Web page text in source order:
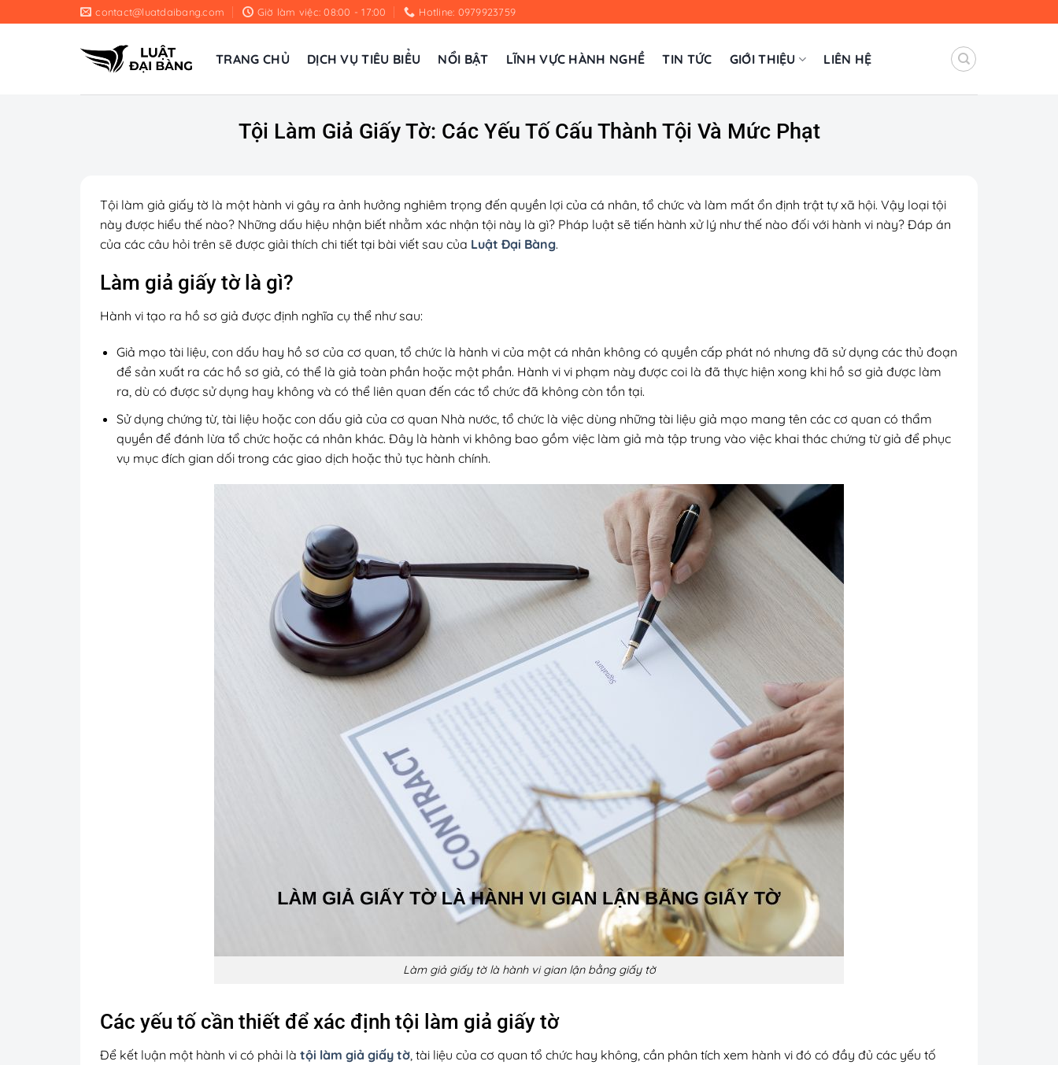
đến
contact@luatdaibang.com Giờ làm việc: 08:00 - 17:00 Hotline: 0979923759
TRANG CHỦ DỊCH VỤ TIÊU BIỂU NỔI BẬT LĨNH VỰC HÀNH NGHỀ TIN TỨC GIỚI THIỆU LIÊN HỆ
Tội Làm Giả Giấy Tờ: Các Yếu Tố Cấu Thành Tội Và Mức Phạt
Tội làm giả giấy tờ là một hành vi gây ra ảnh hưởng nghiêm trọng đến quyền lợi của cá nhân, tổ chức và làm mất ổn định trật tự xã hội. Vậy loại tội
này được hiểu thế nào? Những dấu hiệu nhận biết nhằm xác nhận tội này là gì? Pháp luật sẽ tiến hành xử lý như thế nào đối với hành vi này? Đáp án
của các câu hỏi trên sẽ được giải thích chi tiết tại bài viết sau của Luật Đại Bàng.
Làm giả giấy tờ là gì?
Hành vi tạo ra hồ sơ giả được định nghĩa cụ thể như sau:
Giả mạo tài liệu, con dấu hay hồ sơ của cơ quan, tổ chức là hành vi của một cá nhân không có quyền cấp phát nó nhưng đã sử dụng các thủ đoạn
để sản xuất ra các hồ sơ giả, có thể là giả toàn phần hoặc một phần. Hành vi vi phạm này được coi là đã thực hiện xong khi hồ sơ giả được làm
ra, dù có được sử dụng hay không và có thể liên quan đến các tổ chức đã không còn tồn tại.
Sử dụng chứng từ, tài liệu hoặc con dấu giả của cơ quan Nhà nước, tổ chức là việc dùng những tài liệu giả mạo mang tên các cơ quan có thẩm
quyền để đánh lừa tổ chức hoặc cá nhân khác. Đây là hành vi không bao gồm việc làm giả mà tập trung vào việc khai thác chứng từ giả để phục
vụ mục đích gian dối trong các giao dịch hoặc thủ tục hành chính.
Làm giả giấy tờ là hành vi gian lận bằng giấy tờ
Các yếu tố cần thiết để xác định tội làm giả giấy tờ
Để kết luận một hành vi có phải là tội làm giả giấy tờ , tài liệu của cơ quan tổ chức hay không, cần phân tích xem hành vi đó có đầy đủ các yếu tố